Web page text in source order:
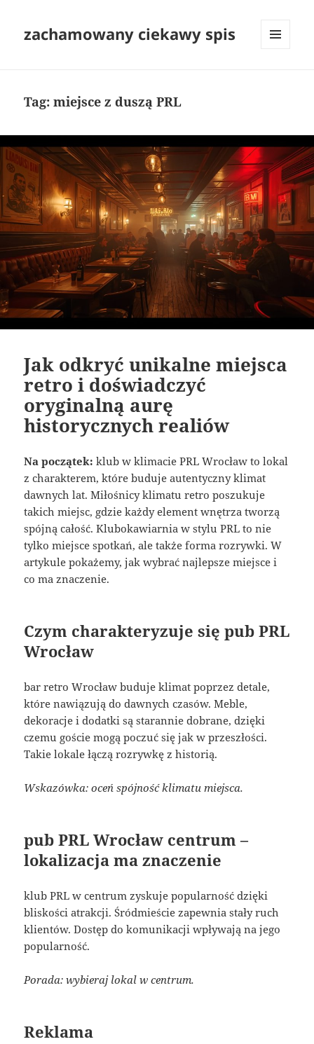
zachamowany ciekawy spis
Tag:miejsce z duszą PRL
Jak odkryć unikalne miejsca
retro i doświadczyć
oryginalną aurę
historycznych realiów
Na początek: klub w klimacie PRL Wrocław to lokal
z charakterem, które buduje autentyczny klimat
dawnych lat. Miłośnicy klimatu retro poszukuje
takich miejsc, gdzie każdy element wnętrza tworzą
spójną całość. Klubokawiarnia w stylu PRL to nie
tylko miejsce spotkań, ale także forma rozrywki. W
artykule pokażemy, jak wybrać najlepsze miejsce i
co ma znaczenie.
Czym charakteryzuje się pub PRL
Wrocław
bar retro Wrocław buduje klimat poprzez detale,
które nawiązują do dawnych czasów. Meble,
dekoracje i dodatki są starannie dobrane, dzięki
czemu goście mogą poczuć się jak w przeszłości.
Takie lokale łączą rozrywkę z historią.
Wskazówka: oceń spójność klimatu miejsca.
pub PRL Wrocław centrum –
lokalizacja ma znaczenie
klub PRL w centrum zyskuje popularność dzięki
bliskości atrakcji. Śródmieście zapewnia stały ruch
klientów. Dostęp do komunikacji wpływają na jego
popularność.
Porada: wybieraj lokal w centrum.
Reklama